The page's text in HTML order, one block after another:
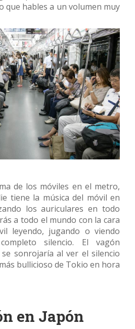
que hables a un volumen muy
de los móviles en el metro,
tiene la música del móvil en
los auriculares en todo
a todo el mundo con la cara
leyendo, jugando o viendo
silencio. El vagón
sonrojaría al ver el silencio
bullicioso de Tokio en hora
en Japón